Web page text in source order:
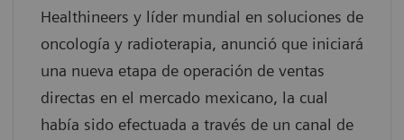
Healthineers y líder mundial en soluciones de
oncología y radioterapia, anunció que iniciará
una nueva etapa de operación de ventas
directas en el mercado mexicano, la cual
había sido efectuada a través de un canal de